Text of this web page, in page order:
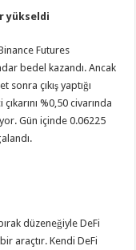
yükseldi
Futures
bedel kazandı. Ancak
sonra çıkış yaptığı
%0,50 civarında
Gün içinde 0.06225
düzeneğiyle DeFi
araçtır. Kendi DeFi